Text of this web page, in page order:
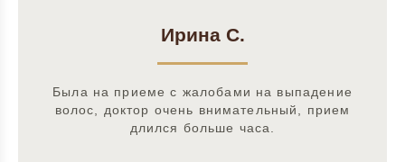
Ирина С.
Была на приеме с жалобами на выпадение
волос, доктор очень внимательный, прием
длился больше часа.